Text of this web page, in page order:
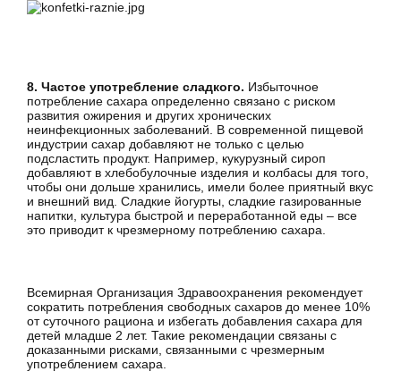
8. Частое употребление сладкого. Избыточное
потребление сахара определенно связано с риском
развития ожирения и других хронических
неинфекционных заболеваний. В современной пищевой
индустрии сахар добавляют не только с целью
подсластить продукт. Например, кукурузный сироп
добавляют в хлебобулочные изделия и колбасы для того,
чтобы они дольше хранились, имели более приятный вкус
и внешний вид. Сладкие йогурты, сладкие газированные
напитки, культура быстрой и переработанной еды – все
это приводит к чрезмерному потреблению сахара.
Всемирная Организация Здравоохранения рекомендует
сократить потребления свободных сахаров до менее 10%
от суточного рациона и избегать добавления сахара для
детей младше 2 лет. Такие рекомендации связаны с
доказанными рисками, связанными с чрезмерным
употреблением сахара.